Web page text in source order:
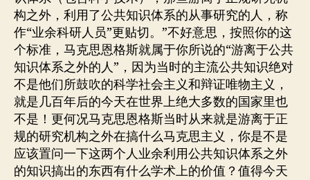
构之外，利用了公共知识体系的从事研究的人，称
作“业余科研人员”更贴切。”不好意思，按照你的这
个标准，马克思恩格斯就属于你所说的“游离于公共
知识体系之外的人”，因为当时的主流公共知识绝对
不是他们所鼓吹的科学社会主义和辩证唯物主义，
就是几百年后的今天在世界上绝大多数的国家里也
不是！更何况马克思恩格斯当时从来就是游离于正
规的研究机构之外在搞什么马克思主义，你是不是
应该置问一下这两个人业余利用公共知识体系之外
的知识搞出的东西有什么学术上的价值？值得今天